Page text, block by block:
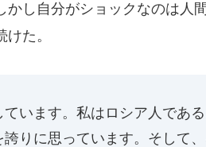
し自分がショックなのは人
た。
います。私はロシア人であ
りに思っています。そして